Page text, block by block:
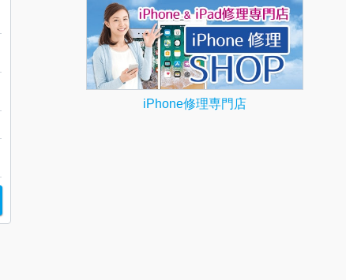
iPhone修理専門店